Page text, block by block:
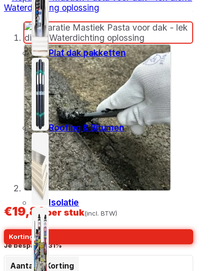
Plat dak pakketten
Roofing & Bitumen
Isolatie
€19,89per stuk(incl. BTW)
Korting
Meestal:€29,00
Je bespaart-31%
Aantal Korting